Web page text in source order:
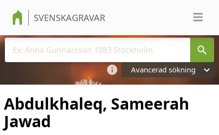
SVENSKAGRAVAR
Avancerad sökning
Abdulkhaleq, Sameerah
Jawad